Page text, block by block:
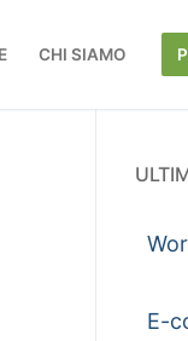
CHI SIAMO
E-